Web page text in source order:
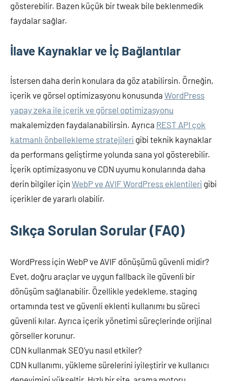
gösterebilir. Bazen küçük bir tweak bile beklenmedik
faydalar sağlar.
İlave Kaynaklar ve İç Bağlantılar
İstersen daha derin konulara da göz atabilirsin. Örneğin,
içerik ve görsel optimizasyonu konusunda WordPress
yapay zeka ile içerik ve görsel optimizasyonu
makalemizden faydalanabilirsin. Ayrıca REST API çok
katmanlı önbellekleme stratejileri gibi teknik kaynaklar
da performans geliştirme yolunda sana yol gösterebilir.
İçerik optimizasyonu ve CDN uyumu konularında daha
derin bilgiler için WebP ve AVIF WordPress eklentileri gibi
içerikler de yararlı olabilir.
Sıkça Sorulan Sorular (FAQ)
WordPress için WebP ve AVIF dönüşümü güvenli midir?
Evet, doğru araçlar ve uygun fallback ile güvenli bir
dönüşüm sağlanabilir. Özellikle yedekleme, staging
ortamında test ve güvenli eklenti kullanımı bu süreci
güvenli kılar. Ayrıca içerik yönetimi süreçlerinde orijinal
görseller korunur.
CDN kullanmak SEO’yu nasıl etkiler?
CDN kullanımı, yükleme sürelerini iyileştirir ve kullanıcı